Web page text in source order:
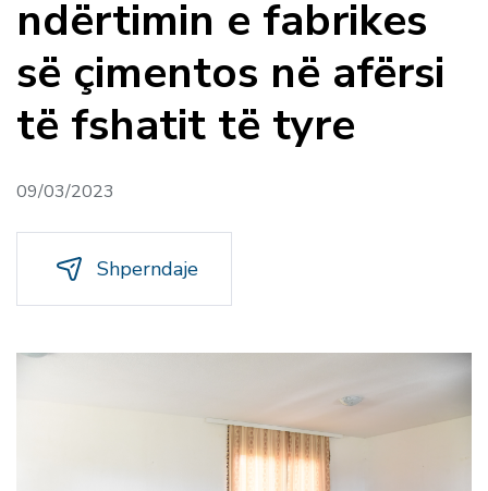
ndërtimin e fabrikes
së çimentos në afërsi
të fshatit të tyre
09/03/2023
Shperndaje